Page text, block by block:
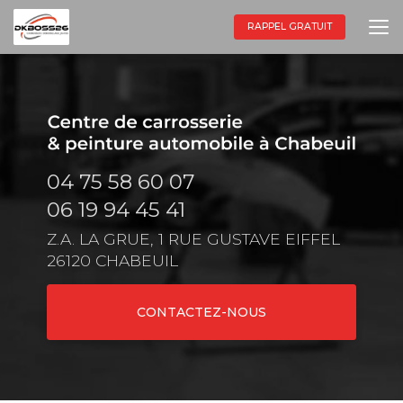
Aller
au
contenu
principal
RAPPEL GRATUIT
04 75 58 60 07
06 19 94 45 41
Z.A. LA GRUE, 1 RUE GUSTAVE EIFFEL
26120 CHABEUIL
CONTACTEZ-NOUS